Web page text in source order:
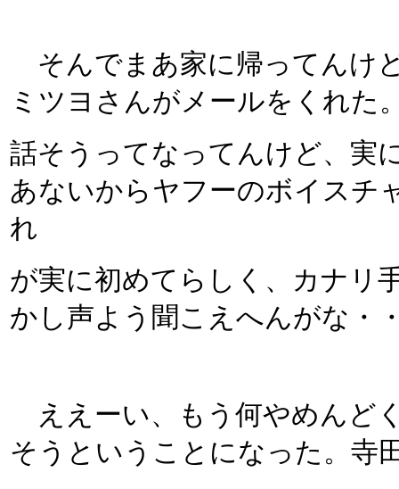
そんでまあ家に帰ってんけ
ミツヨさんがメールをくれた
話そうってなってんけど、実
あないからヤフーのボイスチ
れ
が実に初めてらしく、カナリ
かし声よう聞こえへんがな・
ええーい、もう何やめんど
そうということになった。寺